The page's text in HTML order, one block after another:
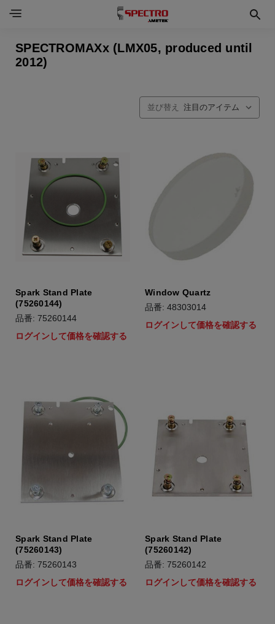
SPECTROMAXx (LMX05, produced until
2012)
並び替え
Spark Stand Plate
(75260144)
品番: 75260144
ログインして価格を確認する
Window Quartz
品番: 48303014
ログインして価格を確認する
Spark Stand Plate
(75260143)
品番: 75260143
ログインして価格を確認する
Spark Stand Plate
(75260142)
品番: 75260142
ログインして価格を確認する